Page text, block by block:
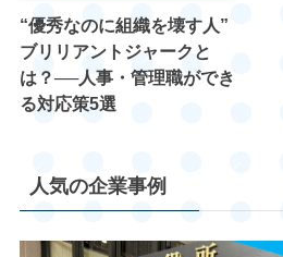
“優秀なのに組織を壊す人”
ブリリアントジャークと
は？──人事・管理職ができ
る対応策5選
人気の企業事例